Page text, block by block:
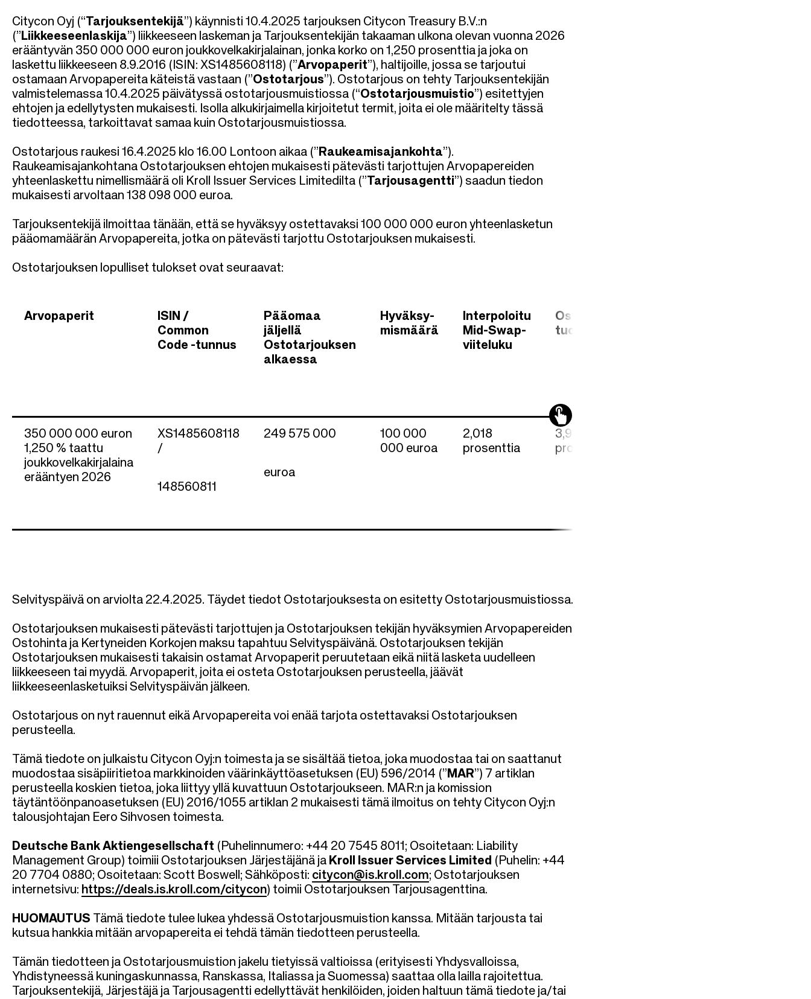
Citycon Oyj (“Tarjouksentekijä”) käynnisti 10.4.2025 tarjouksen Citycon Treasury B.V.:n
(” Liikkeeseenlaskija”) liikkeeseen laskeman ja Tarjouksentekijän takaaman ulkona olevan vuonna 2026
erääntyvän 350 000 000 euron joukkovelkakirjalainan, jonka korko on 1,250 prosenttia ja joka on
laskettu liikkeeseen 8.9.2016 (ISIN: XS1485608118) (”Arvopaperit”), haltijoille, jossa se tarjoutui
ostamaan Arvopapereita käteistä vastaan (”Ostotarjous”). Ostotarjous on tehty Tarjouksentekijän
valmistelemassa 10.4.2025 päivätyssä ostotarjousmuistiossa (“Ostotarjousmuistio”) esitettyjen
ehtojen ja edellytysten mukaisesti. Isolla alkukirjaimella kirjoitetut termit, joita ei ole määritelty tässä
tiedotteessa, tarkoittavat samaa kuin Ostotarjousmuistiossa.
Ostotarjous raukesi 16.4.2025 klo 16.00 Lontoon aikaa (” Raukeamisajankohta”).
Raukeamisajankohtana Ostotarjouksen ehtojen mukaisesti pätevästi tarjottujen Arvopapereiden
yhteenlaskettu nimellismäärä oli Kroll Issuer Services Limitedilta (”Tarjousagentti”) saadun tiedon
mukaisesti arvoltaan 138 098 000 euroa.
Tarjouksentekijä ilmoittaa tänään, että se hyväksyy ostettavaksi 100 000 000 euron yhteenlasketun
pääomamäärän Arvopapereita, jotka on pätevästi tarjottu Ostotarjouksen mukaisesti.
Ostotarjouksen lopulliset tulokset ovat seuraavat:
Arvopaperit
ISIN /
Common
Code -tunnus
Pääomaa
jäljellä
Ostotarjouksen
alkaessa
Hyväksy-
mismäärä
Interpoloitu
Mid-Swap-
viiteluku
Osto-
tuotto
350 000 000 euron
1,250 % taattu
joukkovelkakirjalaina
erääntyen 2026
XS1485608118
/
148560811
249 575 000
euroa
100 000
000 euroa
2,018
prosenttia
3,918
prosenttia
Selvityspäivä on arviolta 22.4.2025. Täydet tiedot Ostotarjouksesta on esitetty Ostotarjousmuistiossa.
Ostotarjouksen mukaisesti pätevästi tarjottujen ja Ostotarjouksen tekijän hyväksymien Arvopapereiden
Ostohinta ja Kertyneiden Korkojen maksu tapahtuu Selvityspäivänä. Ostotarjouksen tekijän
Ostotarjouksen mukaisesti takaisin ostamat Arvopaperit peruutetaan eikä niitä lasketa uudelleen
liikkeeseen tai myydä. Arvopaperit, joita ei osteta Ostotarjouksen perusteella, jäävät
liikkeeseenlasketuiksi Selvityspäivän jälkeen.
Ostotarjous on nyt rauennut eikä Arvopapereita voi enää tarjota ostettavaksi Ostotarjouksen
perusteella.
Tämä tiedote on julkaistu Citycon Oyj:n toimesta ja se sisältää tietoa, joka muodostaa tai on saattanut
muodostaa sisäpiiritietoa markkinoiden väärinkäyttöasetuksen (EU) 596/2014 (” MAR”) 7 artiklan
perusteella koskien tietoa, joka liittyy yllä kuvattuun Ostotarjoukseen. MAR:n ja komission
täytäntöönpanoasetuksen (EU) 2016/1055 artiklan 2 mukaisesti tämä ilmoitus on tehty Citycon Oyj:n
talousjohtajan Eero Sihvosen toimesta.
Deutsche Bank Aktiengesellschaft (Puhelinnumero: +44 20 7545 8011; Osoitetaan: Liability
Management Group) toimiii Ostotarjouksen Järjestäjänä ja Kroll Issuer Services Limited (Puhelin: +44
20 7704 0880; Osoitetaan: Scott Boswell; Sähköposti: citycon@is.kroll.com; Ostotarjouksen
internetsivu: https://deals.is.kroll.com/citycon) toimii Ostotarjouksen Tarjousagenttina.
HUOMAUTUS
Tämä tiedote tulee lukea yhdessä Ostotarjousmuistion kanssa. Mitään tarjousta tai
kutsua hankkia mitään arvopapereita ei tehdä tämän tiedotteen perusteella.
Tämän tiedotteen ja Ostotarjousmuistion jakelu tietyissä valtioissa (erityisesti Yhdysvalloissa,
Yhdistyneessä kuningaskunnassa, Ranskassa, Italiassa ja Suomessa) saattaa olla lailla rajoitettua.
Tarjouksentekijä, Järjestäjä ja Tarjousagentti edellyttävät henkilöiden, joiden haltuun tämä tiedote ja/tai